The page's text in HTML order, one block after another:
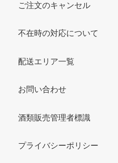
ご注文のキャンセル
不在時の対応について
配送エリア一覧
お問い合わせ
酒類販売管理者標識
プライバシーポリシー